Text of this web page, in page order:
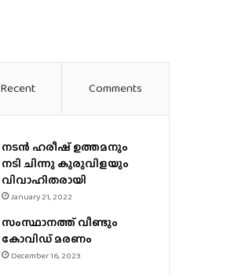
Recent Comments
നടന്‍ ഹരീഷ് ഉത്തമനും
നടി ചിന്നു കുരുവിളയും
വിവാഹിതരായി
January 21, 2022
സംസ്ഥാനത്ത് വീണ്ടും
കോവിഡ് മരണം
December 16, 2023